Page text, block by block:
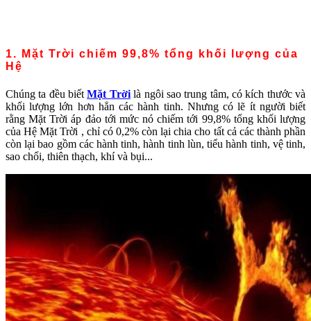
1. Mặt Trời chiếm 99,8% tổng khối lượng của
Hệ
Chúng ta đều biếtMặt Trờilà ngôi sao trung tâm, có kích thước và
khối lượng lớn hơn hẳn các hành tinh. Nhưng có lẽ ít người biết
rằng Mặt Trời áp đảo tới mức nó chiếm tới 99,8% tổng khối lượng
của Hệ Mặt Trời , chỉ có 0,2% còn lại chia cho tất cả các thành phần
còn lại bao gồm các hành tinh, hành tinh lùn, tiểu hành tinh, vệ tinh,
sao chổi, thiên thạch, khí và bụi...